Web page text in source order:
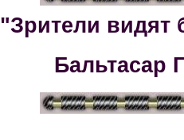
"Зрители видят
Бальтасар